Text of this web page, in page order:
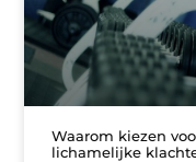
Waarom kiezen
lichamelijke